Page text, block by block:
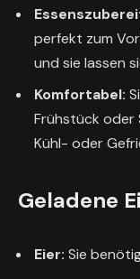
perfekt zum
und sie lassen
Komfortabel:
Frühstück oder
Kühl- oder
Geladene
Eier: Sie